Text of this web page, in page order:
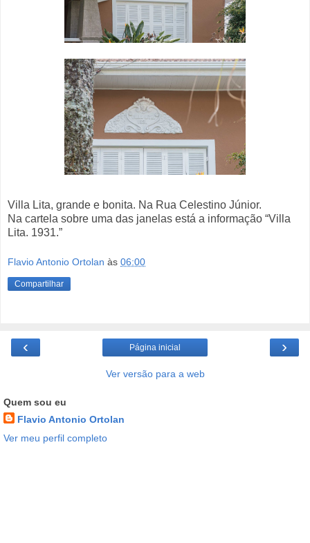
Villa Lita, grande e bonita. Na Rua Celestino Júnior.
Na cartela sobre uma das janelas está a informação “Villa
Lita. 1931.”
Flavio Antonio Ortolan às 06:00
Compartilhar
‹ ›
Página inicial
Ver versão para a web
Quem sou eu
Flavio Antonio Ortolan
Ver meu perfil completo